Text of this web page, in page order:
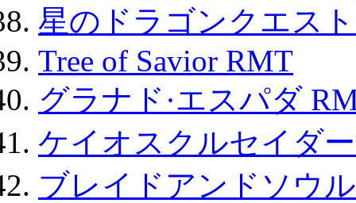
星のドラゴンクエス
Tree of Savior RMT
グラナド·エスパダ
ケイオスクルセイダ
ブレイドアンドソウ